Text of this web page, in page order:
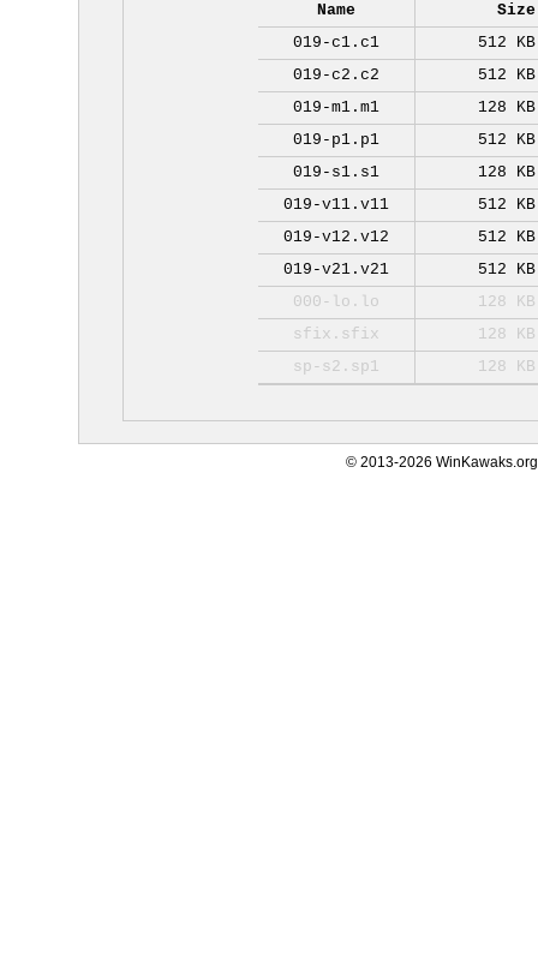
Name
Size
019-c1.c1
512 KB
019-c2.c2
512 KB
019-m1.m1
128 KB
019-p1.p1
512 KB
019-s1.s1
128 KB
019-v11.v11
512 KB
019-v12.v12
512 KB
019-v21.v21
512 KB
000-lo.lo
128 KB
sfix.sfix
128 KB
sp-s2.sp1
128 KB
© 2013-2026